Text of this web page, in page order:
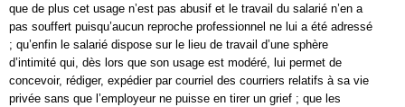
que de plus cet usage n’est pas abusif et le travail du salarié n’en a
pas souffert puisqu’aucun reproche professionnel ne lui a été adressé
; qu’enfin le salarié dispose sur le lieu de travail d’une sphère
d’intimité qui, dès lors que son usage est modéré, lui permet de
concevoir, rédiger, expédier par courriel des courriers relatifs à sa vie
privée sans que l’employeur ne puisse en tirer un grief ; que les